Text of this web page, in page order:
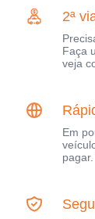
2ª
Faça
veja
Em
pagar.